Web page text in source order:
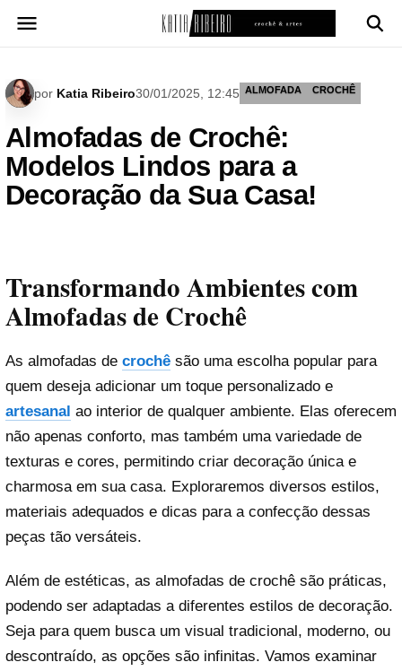
para
por Katia Ribeiro30/01/2025, 12:45 ALMOFADA CROCHÊ
Almofadas de Crochê:
Modelos Lindos para a
Decoração da Sua Casa!
Transformando Ambientes com
Almofadas de Crochê
As almofadas de crochê são uma escolha popular para
quem deseja adicionar um toque personalizado e
artesanal ao interior de qualquer ambiente. Elas oferecem
não apenas conforto, mas também uma variedade de
texturas e cores, permitindo criar decoração única e
charmosa em sua casa. Exploraremos diversos estilos,
materiais adequados e dicas para a confecção dessas
peças tão versáteis.
Além de estéticas, as almofadas de crochê são práticas,
podendo ser adaptadas a diferentes estilos de decoração.
Seja para quem busca um visual tradicional, moderno, ou
descontraído, as opções são infinitas. Vamos examinar